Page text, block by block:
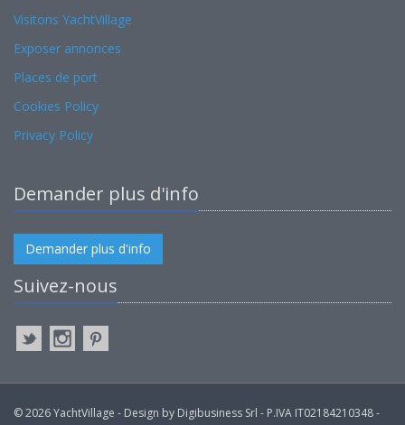
Visitons YachtVillage
Exposer annonces
Places de port
Cookies Policy
Privacy Policy
Demander plus d'info
Demander plus d'info
Suivez-nous
© 2026 YachtVillage - Design by Digibusiness Srl - P.IVA IT02184210348 -